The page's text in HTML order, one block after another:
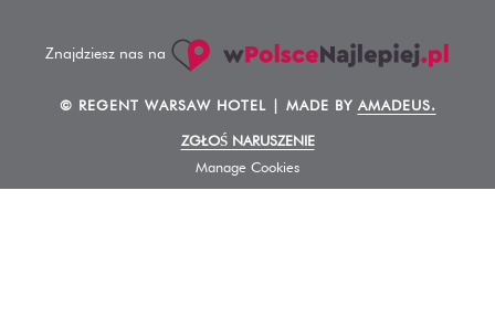
Znajdziesz nas na
© REGENT WARSAW HOTEL | MADE BY AMADEUS.
ZGŁOŚ NARUSZENIE
Manage Cookies